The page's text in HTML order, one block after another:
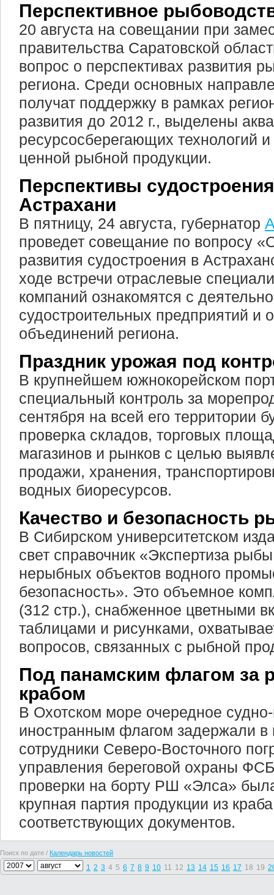
Перспективное
20 августа на совещании при
правительства Саратовской
вопрос о перспективах развития
региона. Среди основных
получат поддержку в рамках
развития до 2012 г., выделены
ресурсосберегающих технологий
ценной рыбной продукции.
Перспективы
Астрахани
В пятницу, 24 августа, губернатор
проведет совещание по вопросу
развития судостроения в
ходе встречи отраслевые
компаний ознакомятся с
судостроительных предприятий и
объединений региона.
Праздник урожая под
В крупнейшем южнокорейском
специальный контроль за
сентября на всей его территории
проверка складов, торговых
магазинов и рынков с целью
продажи, хранения,
водных биоресурсов.
Качество и безопасность
В Сибирском университетском
свет справочник «Экспертиза
нерыбных объектов водного
безопасность». Это объемное
(312 стр.), снабженное цветными
таблицами и рисунками,
вопросов, связанных с рыбной
Под панамским флагом за
крабом
В Охотском море очередное
иностранным флагом задержали
сотрудники Северо-Восточного
управления береговой охраны
проверки на борту РШ «Элса»
крупная партия продукции из
соответствующих документов.
Поиск по дате / Календарь новостей
1 2 3 4 5 6 7 8 9 10 11 12 13 14 15 16 17 18 19